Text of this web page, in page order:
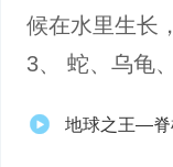
候在水里生长
3、 蛇、乌龟
地球之王—脊